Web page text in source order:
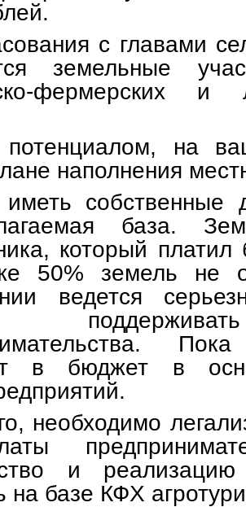
с главами
земельные
фермерских и
на
наполнения
собственные
база.
который
50% земель не
ведется
в бюджет в
необходимо
и реализацию
на базе КФХ